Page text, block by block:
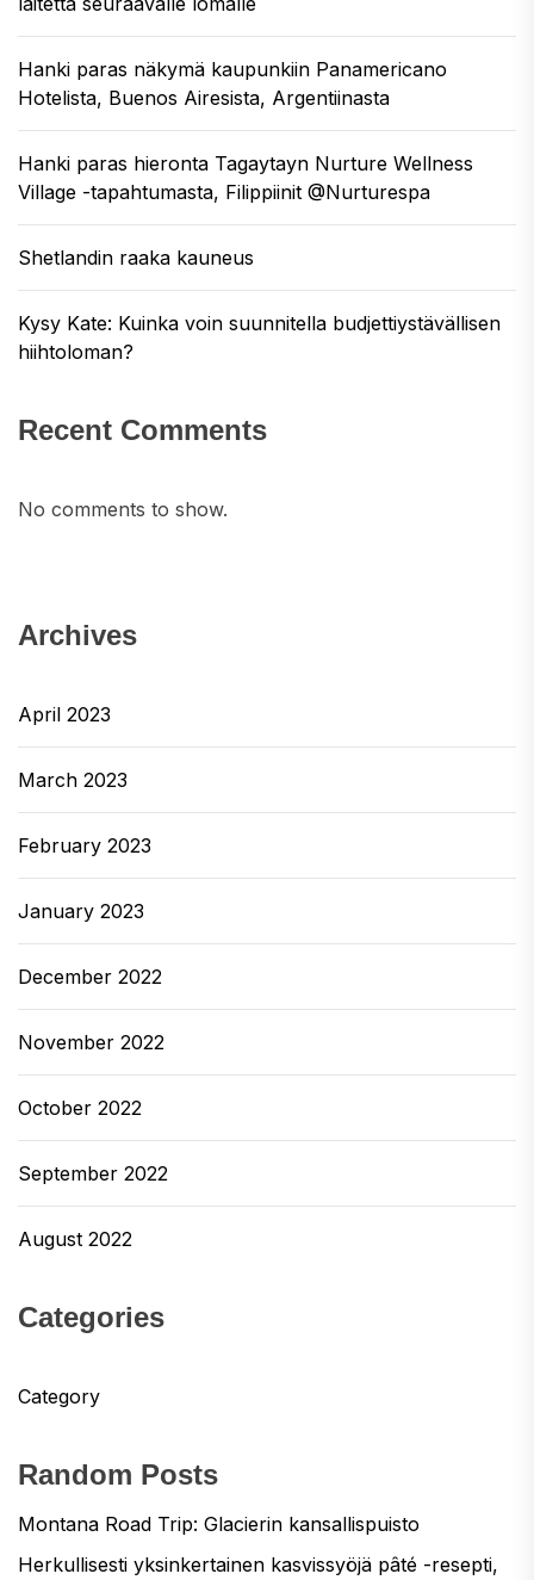
Hanki paras näkymä kaupunkiin Panamericano
Hotelista, Buenos Airesista, Argentiinasta
Hanki paras hieronta Tagaytayn Nurture Wellness
Village -tapahtumasta, Filippiinit @Nurturespa
Shetlandin raaka kauneus
Kysy Kate: Kuinka voin suunnitella budjettiystävällisen
hiihtoloman?
Recent Comments
No comments to show.
Archives
April 2023
March 2023
February 2023
January 2023
December 2022
November 2022
October 2022
September 2022
August 2022
Categories
Category
Random Posts
Montana Road Trip: Glacierin kansallispuisto
Herkullisesti yksinkertainen kasvissyöjä pâté -resepti,